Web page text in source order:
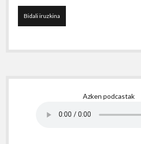
Sidebar
Azken podcastak